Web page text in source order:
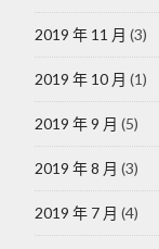
2019 年 11 月 (3)
2019 年 10 月 (1)
2019 年 9 月 (5)
2019 年 8 月 (3)
2019 年 7 月 (4)